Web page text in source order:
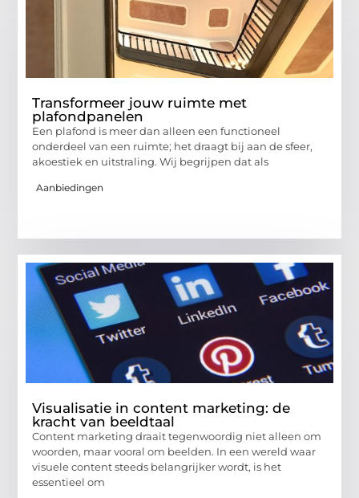
Transformeer jouw ruimte met
plafondpanelen
Een plafond is meer dan alleen een functioneel
onderdeel van een ruimte; het draagt bij aan de sfeer,
akoestiek en uitstraling. Wij begrijpen dat als
Aanbiedingen
Visualisatie in content marketing: de
kracht van beeldtaal
Content marketing draait tegenwoordig niet alleen om
woorden, maar vooral om beelden. In een wereld waar
visuele content steeds belangrijker wordt, is het
essentieel om